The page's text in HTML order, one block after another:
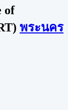
of
พระนคร